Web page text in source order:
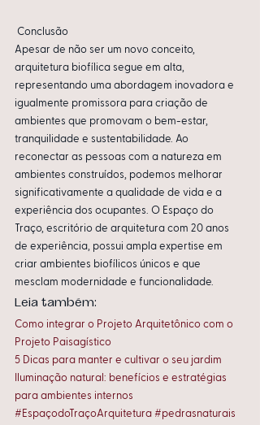
Conclusão
Apesar de não ser um novo conceito,
arquitetura biofílica segue em alta,
representando uma abordagem inovadora e
igualmente promissora para criação de
ambientes que promovam o bem-estar,
tranquilidade e sustentabilidade. Ao
reconectar as pessoas com a natureza em
ambientes construídos, podemos melhorar
significativamente a qualidade de vida e a
experiência dos ocupantes. O Espaço do
Traço, escritório de arquitetura com 20 anos
de experiência, possui ampla expertise em
criar ambientes biofílicos únicos e que
mesclam modernidade e funcionalidade.
Leia também:
Como integrar o Projeto Arquitetônico com o
Projeto Paisagístico
5 Dicas para manter e cultivar o seu jardim
Iluminação natural: benefícios e estratégias
para ambientes internos
#EspaçodoTraçoArquitetura #pedrasnaturais